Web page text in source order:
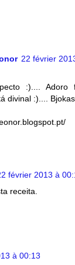
22 février
:).... Adoro
divinal :)....
février 2013 à
receita.
à 00:13